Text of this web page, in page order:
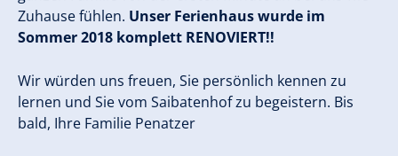
Zuhause fühlen. Unser Ferienhaus wurde im
Sommer 2018 komplett RENOVIERT!!
Wir würden uns freuen, Sie persönlich kennen zu
lernen und Sie vom Saibatenhof zu begeistern. Bis
bald, Ihre Familie Penatzer